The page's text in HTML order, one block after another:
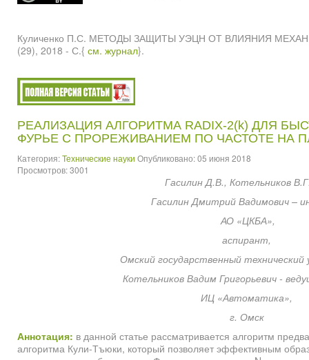
Куличенко П.С. МЕТОДЫ ЗАЩИТЫ УЭЦН ОТ ВЛИЯНИЯ
(29), 2018 - С.{ см. журнал}.
РЕАЛИЗАЦИЯ АЛГОРИТМА RADIX-2(k) ДЛЯ
ФУРЬЕ С ПРОРЕЖИВАНИЕМ ПО ЧАСТОТЕ НА
Категория:Технические науки Опубликовано: 05 июня 2018
Просмотров: 3001
Гасилин Д.В., Котельников
Гасилин Дмитрий Вадимович –
АО «ЦКБА»,
аспирант,
Омский государственный
Котельников Вадим Григорьевич -
ИЦ «Автоматика»,
г. Омск
Аннотация: в данной статье рассматривается алгоритм
алгоритма Кули-Тъюки, который позволяет эффективным